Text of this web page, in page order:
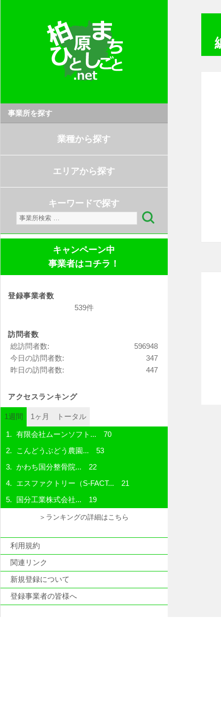
事業所を探す
業種から探す
エリアから探す
キーワードで探す
検
索:
キャンペーン中
事業者はコチラ！
登録事業者数
539件
訪問者数
596948
総訪問者数:
347
今日の訪問者数:
447
昨日の訪問者数:
アクセスランキング
1週間 1ヶ月 トータル
有限会社ムーンソフト... 70
こんどうぶどう農園... 53
かわち国分整骨院... 22
エスファクトリー（S-FACT... 21
国分工業株式会社... 19
＞ランキングの詳細はこちら
利用規約
関連リンク
新規登録について
登録事業者の皆様へ